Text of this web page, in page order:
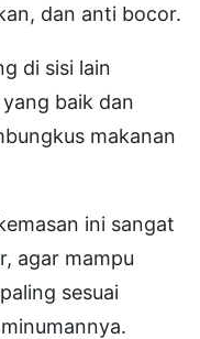
dan anti bocor.
di sisi lain
baik dan
makanan
ini sangat
agar mampu
sesuai